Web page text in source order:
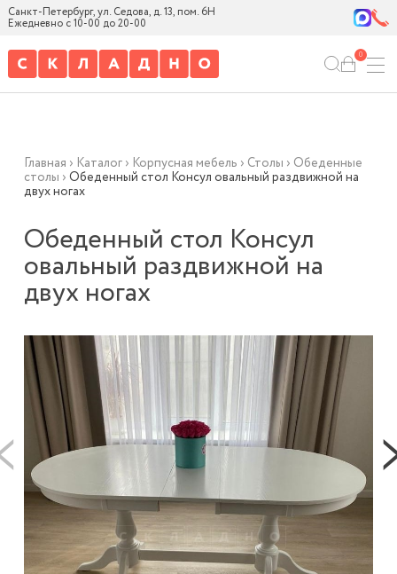
Санкт-Петербург, ул. Седова, д. 13, пом. 6Н
Ежедневно с 10-00 до 20-00
0
Главная › Каталог› Корпусная мебель › Столы › Обеденные
столы › Обеденный стол Консул овальный раздвижной на
двух ногах
Обеденный стол Консул
овальный раздвижной на
двух ногах